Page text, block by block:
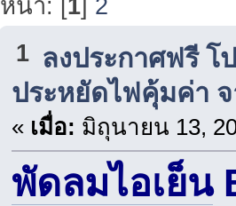
หน้า: [1] 2
1 ลงประกาศฟรี โ
ประหยัดไฟคุ้มค่า
« เมื่อ: มิถุนายน 13,
พัดลมไอเย็น